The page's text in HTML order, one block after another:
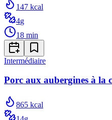
147 kcal
4g
18 min
Intermédiaire
Porc aux aubergines à la
865 kcal